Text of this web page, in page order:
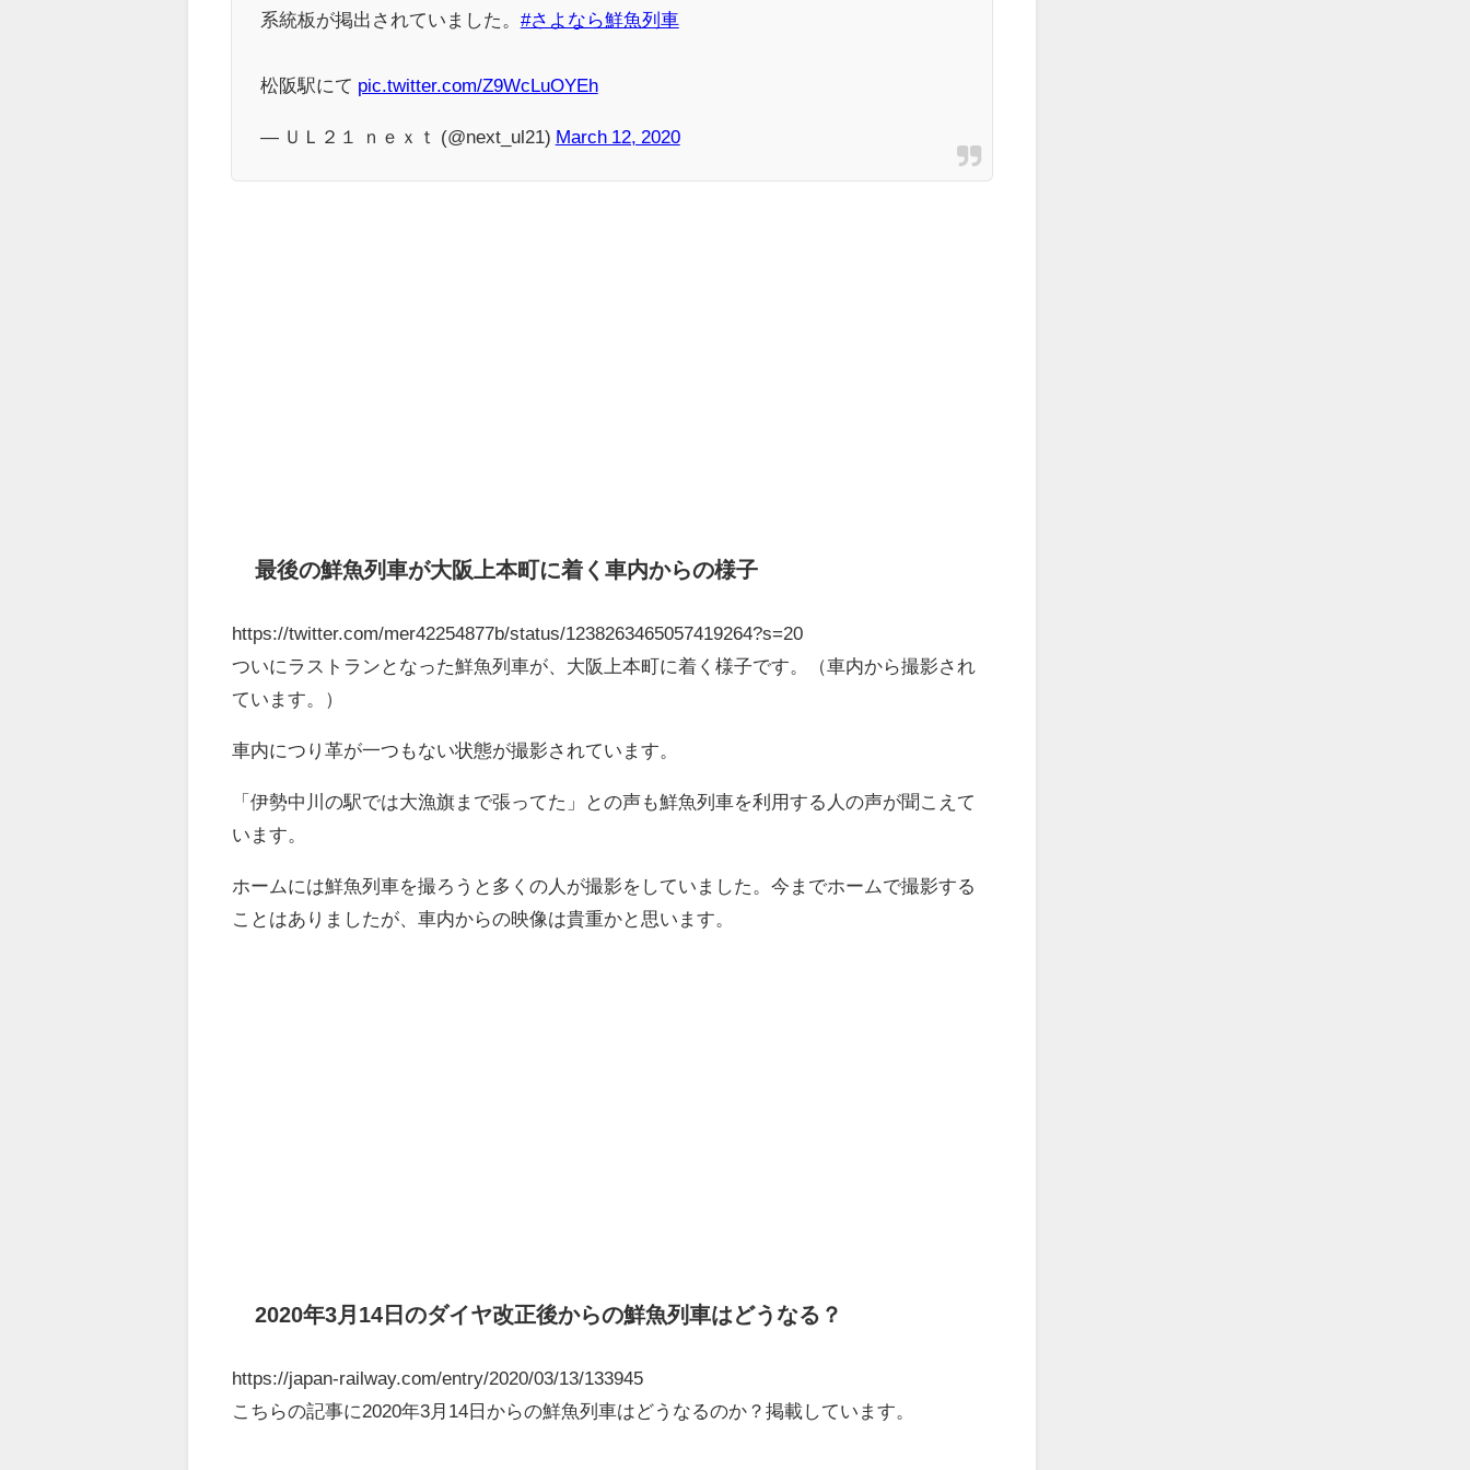
系統板が掲出されていました。 #さよなら鮮魚列車
松阪駅にて pic.twitter.com/Z9WcLuOYEh
— ＵＬ２１ ｎｅｘｔ (@next_ul21) March 12, 2020
最後の鮮魚列車が大阪上本町に着く車内からの様子
https://twitter.com/mer42254877b/status/1238263465057419264?s=20
ついにラストランとなった鮮魚列車が、大阪上本町に着く様子です。（車内から撮影され
ています。）
車内につり革が一つもない状態が撮影されています。
「伊勢中川の駅では大漁旗まで張ってた」との声も鮮魚列車を利用する人の声が聞こえて
います。
ホームには鮮魚列車を撮ろうと多くの人が撮影をしていました。今までホームで撮影する
ことはありましたが、車内からの映像は貴重かと思います。
2020年3月14日のダイヤ改正後からの鮮魚列車はどうなる？
https://japan-railway.com/entry/2020/03/13/133945
こちらの記事に2020年3月14日からの鮮魚列車はどうなるのか？掲載しています。